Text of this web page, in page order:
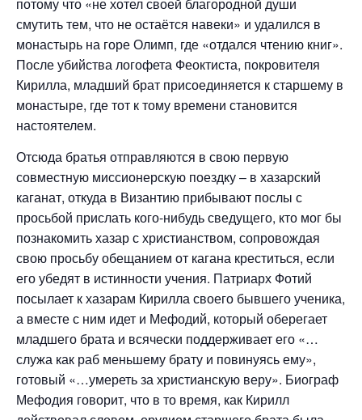
смутить тем, что не остаётся навеки» и удалился в
монастырь на горе Олимп, где «отдался чтению книг».
После убийства логофета Феоктиста, покровителя
Кирилла, младший брат присоединяется к старшему в
монастыре, где тот к тому времени становится
настоятелем.
Отсюда братья отправляются в свою первую
совместную миссионерскую поездку – в хазарский
каганат, откуда в Византию прибывают послы с
просьбой прислать кого-нибудь сведущего, кто мог бы
познакомить хазар с христианством, сопровождая
свою просьбу обещанием от кагана креститься, если
его убедят в истинности учения. Патриарх Фотий
посылает к хазарам Кирилла своего бывшего ученика,
а вместе с ним идет и Мефодий, который оберегает
младшего брата и всячески поддерживает его «…
служа как раб меньшему брату и повинуясь ему»,
готовый «…умереть за христианскую веру». Биограф
Мефодия говорит, что в то время, как Кирилл